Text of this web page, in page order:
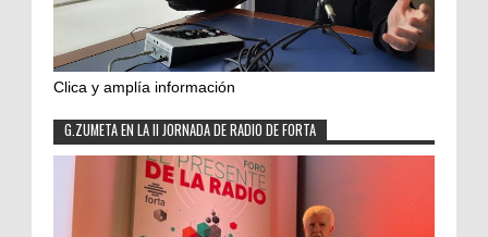
Clica y amplía información
G.ZUMETA EN LA II JORNADA DE RADIO DE FORTA